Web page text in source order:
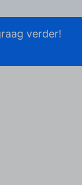
verder!